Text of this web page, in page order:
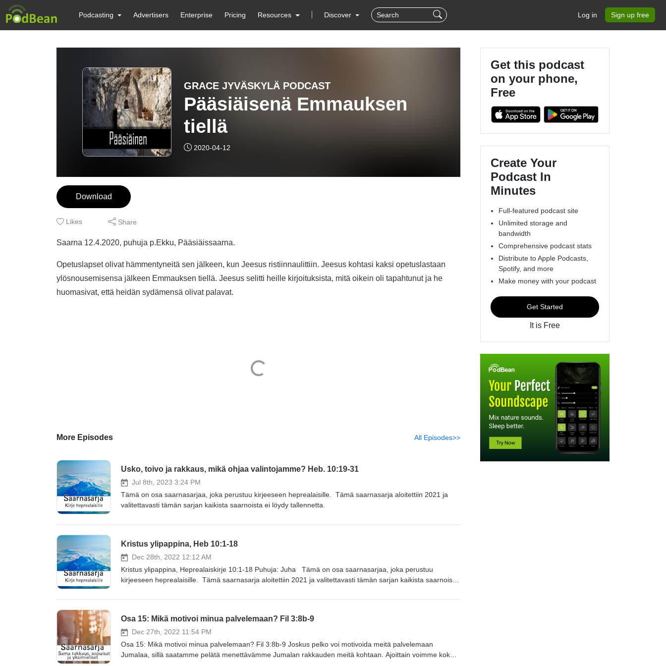
Podcasting Advertisers Enterprise Pricing Resources Discover Log in Sign up free
GRACE JYVÄSKYLÄ PODCAST
Pääsiäisenä Emmauksen
tiellä
2020-04-12
Download
Likes Share
Saarna 12.4.2020, puhuja p.Ekku, Pääsiäissaarna.
Opetuslapset olivat hämmentyneitä sen jälkeen, kun Jeesus ristiinnaulittiin. Jeesus kohtasi kaksi opetuslastaan
ylösnousemisensa jälkeen Emmauksen tiellä. Jeesus selitti heille kirjoituksista, mitä oikein oli tapahtunut ja he
huomasivat, että heidän sydämensä olivat palavat.
More Episodes All Episodes>>
Usko, toivo ja rakkaus, mikä ohjaa valintojamme? Heb. 10:19-31
Jul 8th, 2023 3:24 PM
Tämä on osa saarnasarjaa, joka perustuu kirjeeseen heprealaisille. Tämä saarnasarja aloitettiin 2021 ja
valitettavasti tämän sarjan kaikista saarnoista ei löydy tallennetta.
Kristus ylipappina, Heb 10:1-18
Dec 28th, 2022 12:12 AM
Kristus ylipappina, Heprealaiskirje 10:1-18 Puhuja: Juha Tämä on osa saarnasarjaa, joka perustuu
kirjeeseen heprealaisille. Tämä saarnasarja aloitettiin 2021 ja valitettavasti tämän sarjan kaikista saarnoista
Osa 15: Mikä motivoi minua palvelemaan? Fil 3:8b-9
Dec 27th, 2022 11:54 PM
Osa 15: Mikä motivoi minua palvelemaan? Fil 3:8b-9 Joskus pelko voi motivoida meitä palvelemaan
Jumalaa, sillä saatamme pelätä menettävämme Jumalan rakkauden meitä kohtaan. Ajoittain voimme kokea
Get this podcast
on your phone,
Free
Create Your
Podcast In
Minutes
Full-featured podcast site
Unlimited storage and
bandwidth
Comprehensive podcast stats
Distribute to Apple Podcasts,
Spotify, and more
Make money with your podcast
Get Started
It is Free